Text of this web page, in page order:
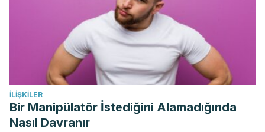
İLIŞKILER
Bir Manipülatör İstediğini Alamadığında
Nasıl Davranır